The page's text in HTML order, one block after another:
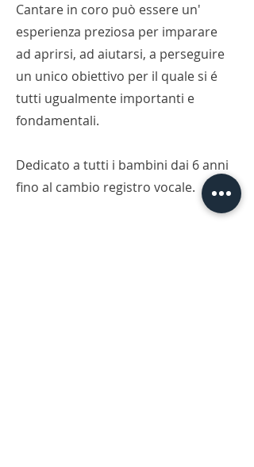
Cantare in coro può essere un'
esperienza preziosa per imparare
ad aprirsi, ad aiutarsi, a perseguire
un unico obiettivo per il quale si é
tutti ugualmente importanti e
fondamentali.
Dedicato a tutti i bambini dai 6 anni
fino al cambio registro vocale.